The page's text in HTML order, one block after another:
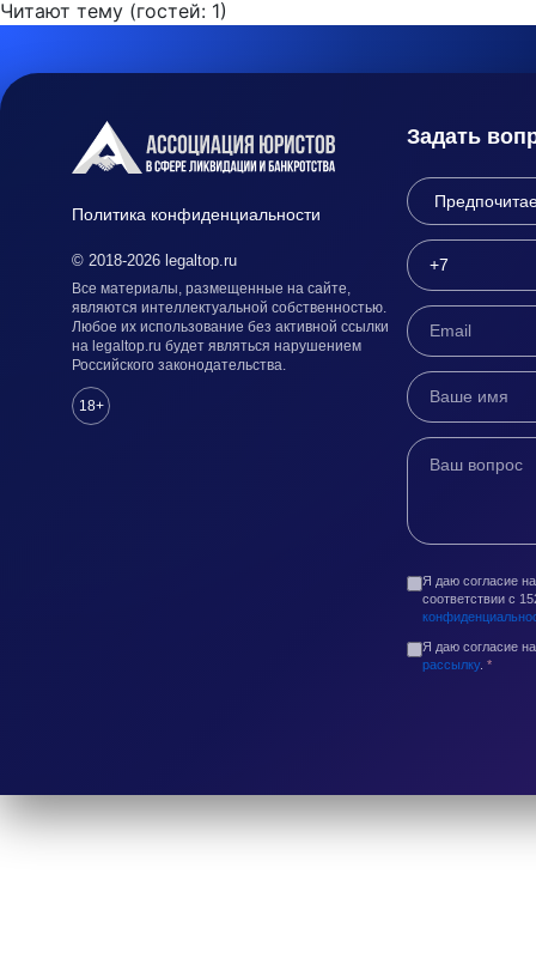
Читают тему (гостей: 1)
Политика конфиденциальности
© 2018-2026 legaltop.ru
Все материалы, размещенные на сайте,
являются интеллектуальной собственностью.
Любое их использование без активной ссылки
на legaltop.ru будет являться нарушением
Российского законодательства.
18+
Задать
Я даю согласие
соответствии с
Я даю согласие
рассылку. *